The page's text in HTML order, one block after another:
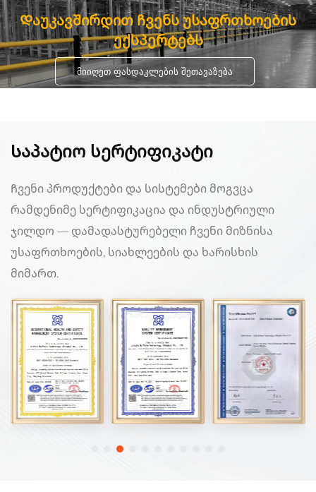
Დაუკავშირდით ჩვენს უსაფრთხოების
ექსპერტებს
ᲛᲘᲘᲦᲔᲗ ᲤᲐᲡᲓᲐᲙᲚᲔᲑᲘᲡ ᲨᲔᲗᲐᲕᲐᲖᲔᲑᲐ
Საპატიო სერტიფიკატი
Ჩვენი პროდუქტები და სისტემები მოგვცა
რამდენიმე სერტიფიკაცია და ინდუსტრიული
ჯილდო — დამადასტურებელი ჩვენი მიზნისა
უსაფრთხოების, სიახლეების და ხარისხის
მიმართ.